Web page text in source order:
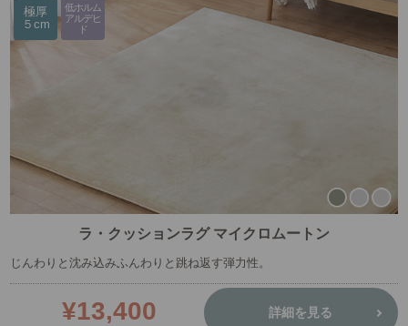
極厚
５cm
低ホルム
アルデヒ
ド
ラ・クッションラグ マイクロムートン
じんわりと沈み込みふんわりと跳ね返す弾力性。
¥13,400 詳細を見る